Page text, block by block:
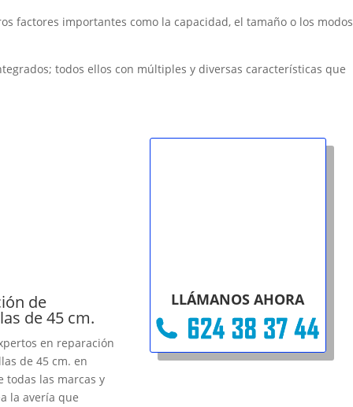
factores importantes como la capacidad, el tamaño o los modos
todos ellos con múltiples y diversas características que
de
de 45 cm.
en reparación
de 45 cm. en
todas las marcas y
la avería que
LLÁMANOS AHORA